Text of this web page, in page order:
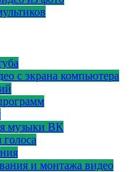
с экрана компьютера
музыки ВК
и монтажа видео